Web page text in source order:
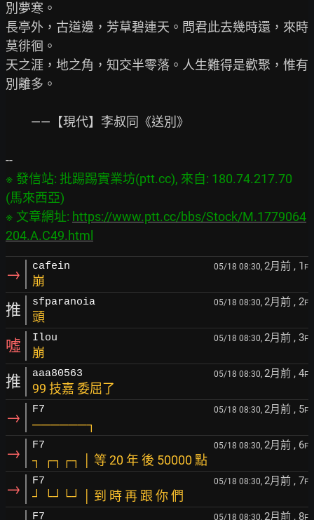
別夢寒。
長亭外，古道邊，芳草碧連天。問君此去幾時還，來時
莫徘徊。
天之涯，地之角，知交半零落。人生難得是歡聚，惟有
別離多。
——【現代】李叔同《送別》
※ 發信站: 批踢踢實業坊(ptt.cc), 來自: 180.74.217.70
(馬來西亞)
※ 文章網址: https://www.ptt.cc/bbs/Stock/M.1779064
204.A.C49.html
→ cafein 05/18 08:30, 2月前 , 1 F
崩
推 sfparanoia 05/18 08:30, 2月前 , 2F
頭
噓 Ilou 05/18 08:30, 2月前 , 3F
崩
推 aaa80563 05/18 08:30, 2月前 , 4F
99 技嘉 委屈了
→ F7 05/18 08:30, 2月前 , 5F
──────┐
→ F7 05/18 08:30, 2月前 , 6F
┐ ┌┐┌┐ │ 等 20 年 後 50000 點
→ F7 05/18 08:30, 2月前 , 7F
┘ └┘└┘ │ 到 時 再 跟 你 們
F7 05/18 08:30, 2月前 , 8F